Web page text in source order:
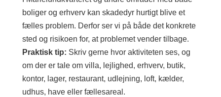
boliger og erhverv kan skadedyr hurtigt blive et
fælles problem. Derfor ser vi på både det konkrete
sted og risikoen for, at problemet vender tilbage.
Praktisk tip: Skriv gerne hvor aktiviteten ses, og
om der er tale om villa, lejlighed, erhverv, butik,
kontor, lager, restaurant, udlejning, loft, kælder,
udhus, have eller fællesareal.